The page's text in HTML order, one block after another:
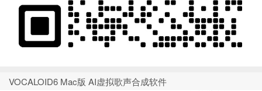
VOCALOID6 Mac版 AI虚拟歌声合成软件